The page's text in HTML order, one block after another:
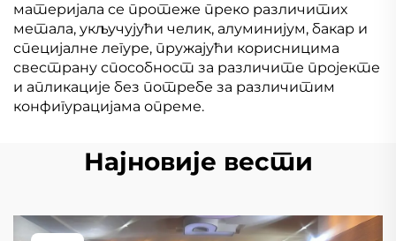
материјала се протеже преко различитих
метала, укључујући челик, алуминијум, бакар и
специјалне легуре, пружајући корисницима
свестрану способност за различите пројекте
и апликације без потребе за различитим
конфигурацијама опреме.
Најновије вести